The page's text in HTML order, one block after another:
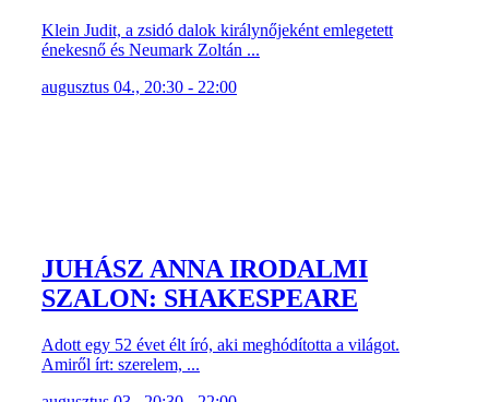
Klein Judit, a zsidó dalok királynőjeként emlegetett
énekesnő és Neumark Zoltán ...
augusztus 04., 20:30 - 22:00
JUHÁSZ ANNA IRODALMI
SZALON: SHAKESPEARE
Adott egy 52 évet élt író, aki meghódította a világot.
Amiről írt: szerelem, ...